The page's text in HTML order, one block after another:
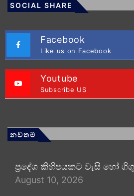
SOCIAL SHARE
Facebook
Like us on Facebook
Youtube
Subscribe US
නවතම
ප්‍රදේශ කිහිපයකට වැසි හෝ
August 10, 2026